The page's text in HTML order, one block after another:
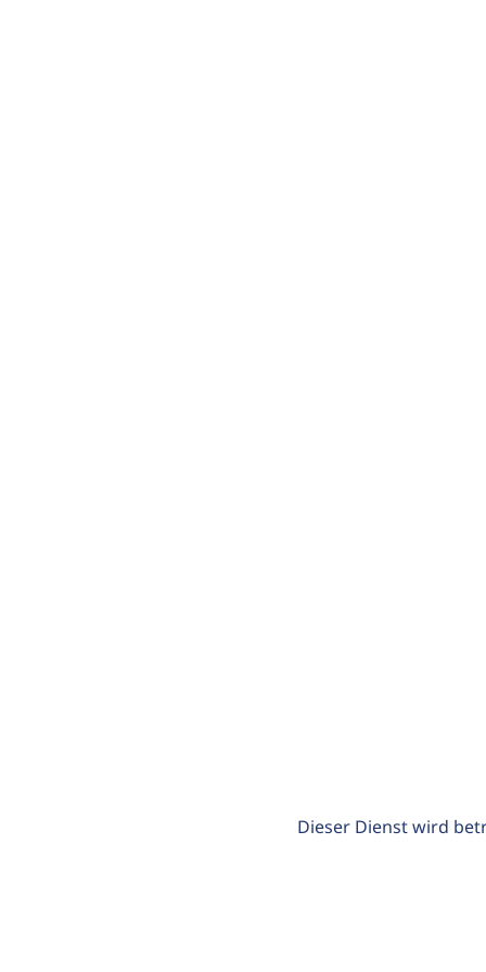
Dieser Dienst wird